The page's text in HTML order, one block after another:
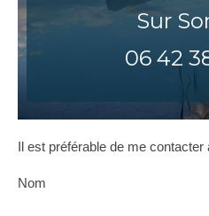
Sur
06 42
Il est préférable de me contacter
Nom